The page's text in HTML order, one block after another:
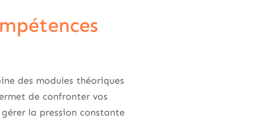
des modules théoriques
de confronter vos
la pression constante